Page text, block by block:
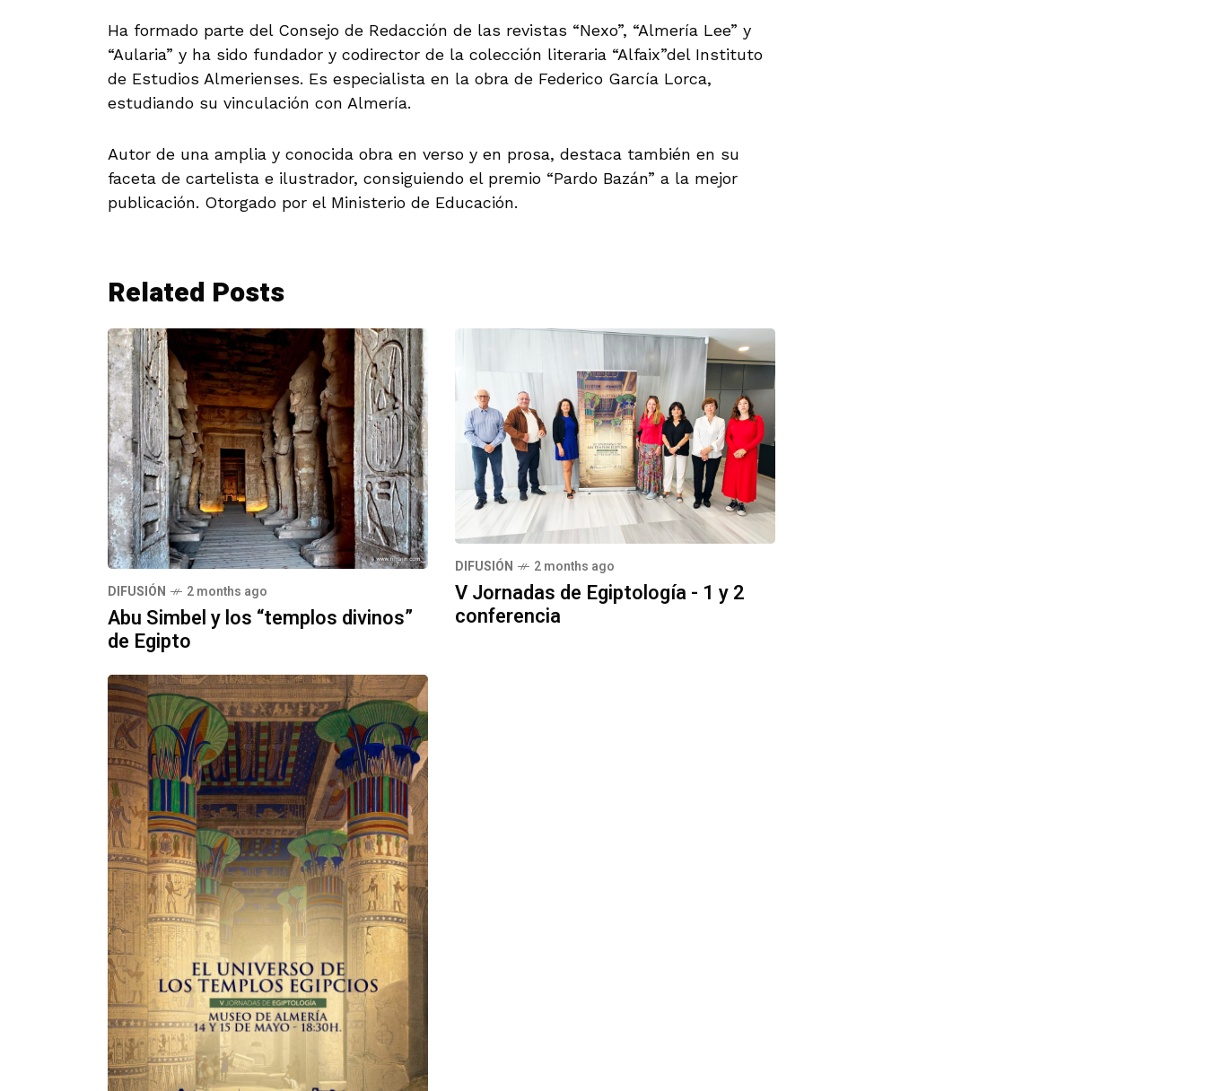
Ha formado parte del Consejo de Redacción de las revistas “Nexo”, “Almería Lee” y
“Aularia” y ha sido fundador y codirector de la colección literaria “Alfaix”del Instituto
de Estudios Almerienses. Es especialista en la obra de Federico García Lorca,
estudiando su vinculación con Almería.
Autor de una amplia y conocida obra en verso y en prosa, destaca también en su
faceta de cartelista e ilustrador, consiguiendo el premio “Pardo Bazán” a la mejor
publicación. Otorgado por el Ministerio de Educación.
Related Posts
DIFUSIÓN 2 months ago
Abu Simbel y los “templos divinos”
de Egipto
DIFUSIÓN 2 months ago
V Jornadas de Egiptología - 1 y 2
conferencia